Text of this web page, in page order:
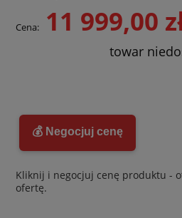
Cena: 11 999,00
towar
💰 Negocjuj cenę
Kliknij i negocjuj cenę produktu -
ofertę.